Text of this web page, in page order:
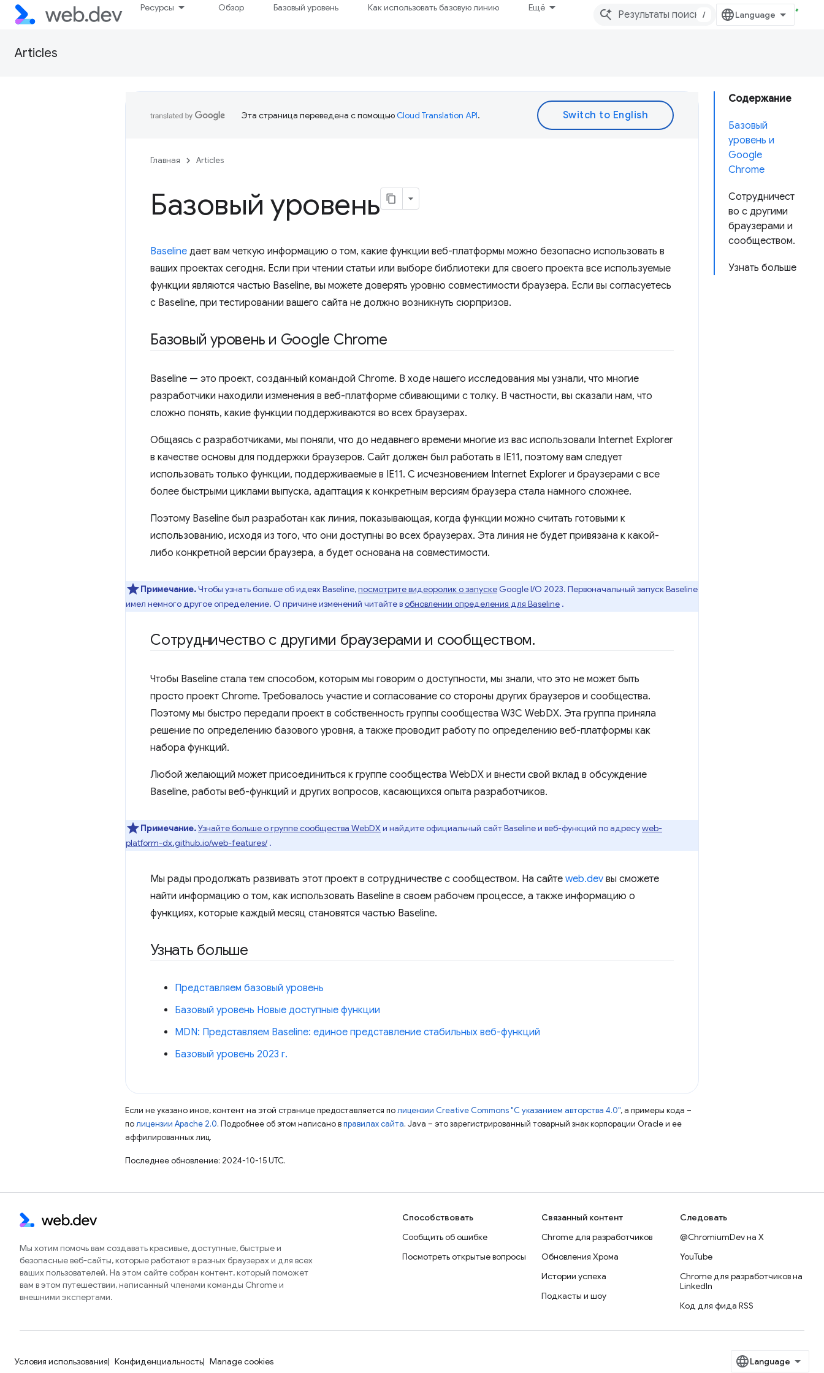
Ресурсы Обзор Базовый уровень Как использовать базовую линию Ещё
/
Articles
Содержание
Базовый
уровень и
Google
Chrome
Сотрудничест
во с другими
браузерами и
сообществом.
Узнать больше
Эта страница переведена с помощьюCloud Translation API.
Главная Articles
Базовый уровень
Baseline дает вам четкую информацию о том, какие функции веб-платформы можно безопасно использовать в
ваших проектах сегодня. Если при чтении статьи или выборе библиотеки для своего проекта все используемые
функции являются частью Baseline, вы можете доверять уровню совместимости браузера. Если вы согласуетесь
с Baseline, при тестировании вашего сайта не должно возникнуть сюрпризов.
Базовый уровень и Google Chrome
Baseline — это проект, созданный командой Chrome. В ходе нашего исследования мы узнали, что многие
разработчики находили изменения в веб-платформе сбивающими с толку. В частности, вы сказали нам, что
сложно понять, какие функции поддерживаются во всех браузерах.
Общаясь с разработчиками, мы поняли, что до недавнего времени многие из вас использовали Internet Explorer
в качестве основы для поддержки браузеров. Сайт должен был работать в IE11, поэтому вам следует
использовать только функции, поддерживаемые в IE11. С исчезновением Internet Explorer и браузерами с все
более быстрыми циклами выпуска, адаптация к конкретным версиям браузера стала намного сложнее.
Поэтому Baseline был разработан как линия, показывающая, когда функции можно считать готовыми к
использованию, исходя из того, что они доступны во всех браузерах. Эта линия не будет привязана к какой-
либо конкретной версии браузера, а будет основана на совместимости.
Примечание.Чтобы узнать больше об идеях Baseline,посмотрите видеоролик о запуске Google I/O 2023. Первоначальный запуск Baseline
имел немного другое определение. О причине изменений читайте вобновлении определения для Baseline .
Сотрудничество с другими браузерами и сообществом.
Чтобы Baseline стала тем способом, которым мы говорим о доступности, мы знали, что это не может быть
просто проект Chrome. Требовалось участие и согласование со стороны других браузеров и сообщества.
Поэтому мы быстро передали проект в собственность группы сообщества W3C WebDX. Эта группа приняла
решение по определению базового уровня, а также проводит работу по определению веб-платформы как
набора функций.
Любой желающий может присоединиться к группе сообщества WebDX и внести свой вклад в обсуждение
Baseline, работы веб-функций и других вопросов, касающихся опыта разработчиков.
Примечание.Узнайте больше о группе сообщества WebDXи найдите официальный сайт Baseline и веб-функций по адресуweb-
platform-dx.github.io/web-features/ .
Мы рады продолжать развивать этот проект в сотрудничестве с сообществом. На сайте web.dev вы сможете
найти информацию о том, как использовать Baseline в своем рабочем процессе, а также информацию о
функциях, которые каждый месяц становятся частью Baseline.
Узнать больше
Представляем базовый уровень
Базовый уровень Новые доступные функции
MDN: Представляем Baseline: единое представление стабильных веб-функций
Базовый уровень 2023 г.
Если не указано иное, контент на этой странице предоставляется полицензии Creative Commons "С указанием авторства 4.0", а примеры кода –
полицензии Apache 2.0. Подробнее об этом написано вправилах сайта. Java – это зарегистрированный товарный знак корпорации Oracle и ее
аффилированных лиц.
Последнее обновление: 2024-10-15 UTC.
Мы хотим помочь вам создавать красивые, доступные, быстрые и
безопасные веб-сайты, которые работают в разных браузерах и для всех
ваших пользователей. На этом сайте собран контент, который поможет
вам в этом путешествии, написанный членами команды Chrome и
внешними экспертами.
Способствовать
Сообщить об ошибке
Посмотреть открытые вопросы
Связанный контент
Chrome для разработчиков
Обновления Хрома
Истории успеха
Подкасты и шоу
Следовать
@ChromiumDev на X
YouTube
Chrome для разработчиков на
LinkedIn
Код для фида RSS
Условия использования Конфиденциальность Manage cookies